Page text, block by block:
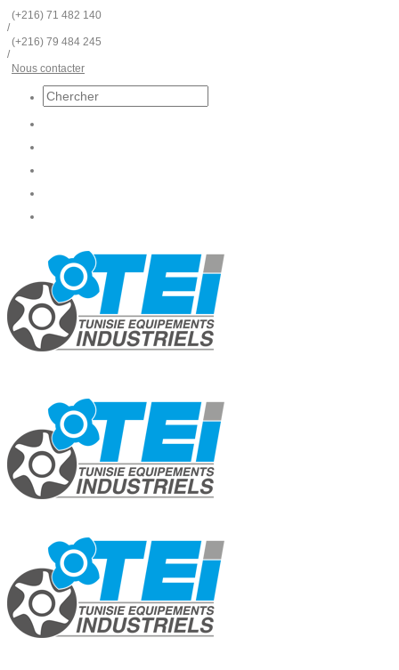
(+216) 71 482 140
/
(+216) 79 484 245
/
Nous contacter